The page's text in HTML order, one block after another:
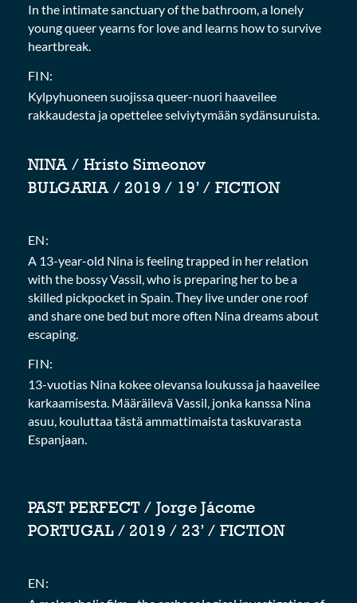
In the intimate sanctuary of the bathroom, a lonely
young queer yearns for love and learns how to survive
heartbreak.
FIN:
Kylpyhuoneen suojissa queer-nuori haaveilee
rakkaudesta ja opettelee selviytymään sydänsuruista.
NINA / Hristo Simeonov
BULGARIA / 2019 / 19’ / FICTION
EN:
A 13-year-old Nina is feeling trapped in her relation
with the bossy Vassil, who is preparing her to be a
skilled pickpocket in Spain. Тhey live under one roof
and share one bed but more often Nina dreams about
escaping.
FIN:
13-vuotias Nina kokee olevansa loukussa ja haaveilee
karkaamisesta. Määräilevä Vassil, jonka kanssa Nina
asuu, kouluttaa tästä ammattimaista taskuvarasta
Espanjaan.
PAST PERFECT / Jorge Jácome
PORTUGAL / 2019 / 23’ / FICTION
EN: